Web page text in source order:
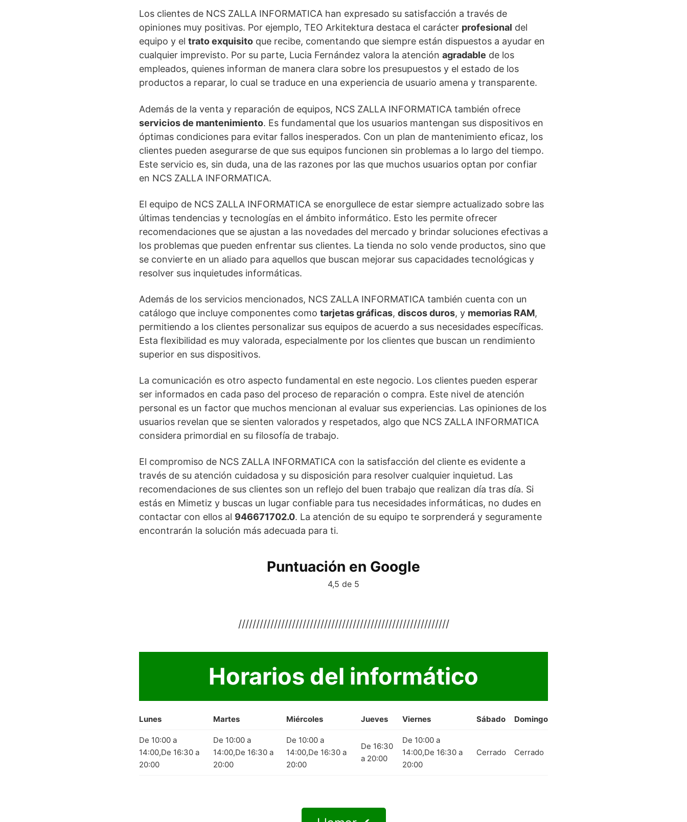
Los clientes de NCS ZALLA INFORMATICA han expresado su satisfacción a través de
opiniones muy positivas. Por ejemplo, TEO Arkitektura destaca el carácter profesional del
equipo y el trato exquisito que recibe, comentando que siempre están dispuestos a ayudar en
cualquier imprevisto. Por su parte, Lucia Fernández valora la atención agradable de los
empleados, quienes informan de manera clara sobre los presupuestos y el estado de los
productos a reparar, lo cual se traduce en una experiencia de usuario amena y transparente.
Además de la venta y reparación de equipos, NCS ZALLA INFORMATICA también ofrece
servicios de mantenimiento. Es fundamental que los usuarios mantengan sus dispositivos en
óptimas condiciones para evitar fallos inesperados. Con un plan de mantenimiento eficaz, los
clientes pueden asegurarse de que sus equipos funcionen sin problemas a lo largo del tiempo.
Este servicio es, sin duda, una de las razones por las que muchos usuarios optan por confiar
en NCS ZALLA INFORMATICA.
El equipo de NCS ZALLA INFORMATICA se enorgullece de estar siempre actualizado sobre las
últimas tendencias y tecnologías en el ámbito informático. Esto les permite ofrecer
recomendaciones que se ajustan a las novedades del mercado y brindar soluciones efectivas a
los problemas que pueden enfrentar sus clientes. La tienda no solo vende productos, sino que
se convierte en un aliado para aquellos que buscan mejorar sus capacidades tecnológicas y
resolver sus inquietudes informáticas.
Además de los servicios mencionados, NCS ZALLA INFORMATICA también cuenta con un
catálogo que incluye componentes como tarjetas gráficas, discos duros, y memorias RAM,
permitiendo a los clientes personalizar sus equipos de acuerdo a sus necesidades específicas.
Esta flexibilidad es muy valorada, especialmente por los clientes que buscan un rendimiento
superior en sus dispositivos.
La comunicación es otro aspecto fundamental en este negocio. Los clientes pueden esperar
ser informados en cada paso del proceso de reparación o compra. Este nivel de atención
personal es un factor que muchos mencionan al evaluar sus experiencias. Las opiniones de los
usuarios revelan que se sienten valorados y respetados, algo que NCS ZALLA INFORMATICA
considera primordial en su filosofía de trabajo.
El compromiso de NCS ZALLA INFORMATICA con la satisfacción del cliente es evidente a
través de su atención cuidadosa y su disposición para resolver cualquier inquietud. Las
recomendaciones de sus clientes son un reflejo del buen trabajo que realizan día tras día. Si
estás en Mimetiz y buscas un lugar confiable para tus necesidades informáticas, no dudes en
contactar con ellos al 946671702.0. La atención de su equipo te sorprenderá y seguramente
encontrarán la solución más adecuada para ti.
Puntuación en Google
4,5 de 5
///////////////////////////////////////////////////////////
Horarios del informático
Lunes Martes Miércoles Jueves Viernes Sábado Domingo
De 10:00 a
14:00,De 16:30 a
20:00
De 10:00 a
14:00,De 16:30 a
20:00
De 10:00 a
14:00,De 16:30 a
20:00
De 16:30
a 20:00
De 10:00 a
14:00,De 16:30 a
20:00
Cerrado Cerrado